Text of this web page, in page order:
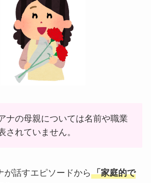
ナの母親については名前や職業
されていません。
が話すエピソードから 「家庭的で